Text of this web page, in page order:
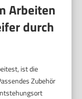
Arbeiten
durch
ist die
Zubehör